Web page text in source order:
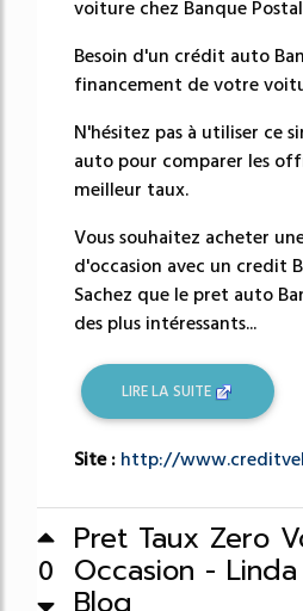
voiture chez Banque
Besoin d'un crédit auto
financement de votre
N'hésitez pas à utiliser ce
auto pour comparer les
meilleur taux.
Vous souhaitez acheter
d'occasion avec un credit
Sachez que le pret auto
des plus intéressants...
LIRE LA SUITE
Site : http://
0
Pret Taux Zero
Occasion -